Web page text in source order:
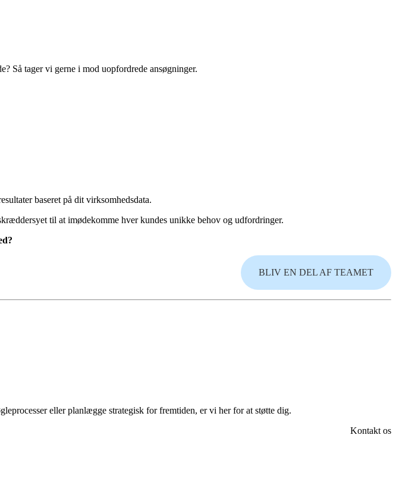
Så tager vi gerne i mod uopfordrede ansøgninger.
baseret på dit virksomhedsdata.
til at imødekomme hver kundes unikke behov og udfordringer.
BLIV EN DEL AF TEAMET
eller planlægge strategisk for fremtiden, er vi her for at støtte dig.
Kontakt os